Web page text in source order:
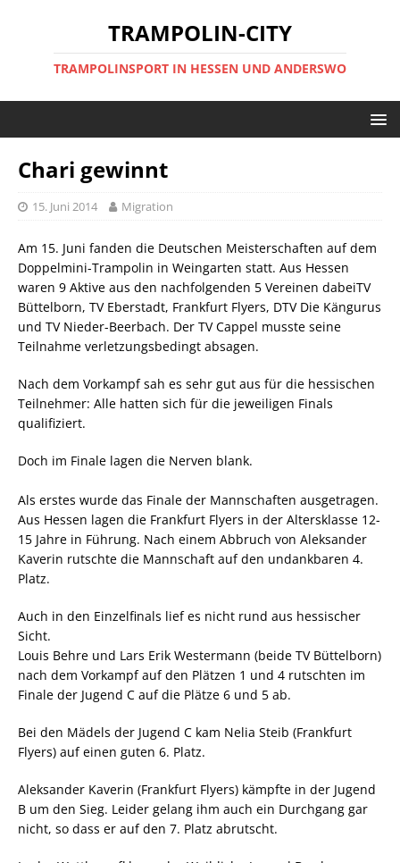
TRAMPOLIN-CITY
TRAMPOLINSPORT IN HESSEN UND ANDERSWO
Chari gewinnt
15. Juni 2014 Migration
Am 15. Juni fanden die Deutschen Meisterschaften auf dem
Doppelmini-Trampolin in Weingarten statt. Aus Hessen
waren 9 Aktive aus den nachfolgenden 5 Vereinen dabeiTV
Büttelborn, TV Eberstadt, Frankfurt Flyers, DTV Die Kängurus
und TV Nieder-Beerbach. Der TV Cappel musste seine
Teilnahme verletzungsbedingt absagen.
Nach dem Vorkampf sah es sehr gut aus für die hessischen
Teilnehmer: Alle hatten sich für die jeweiligen Finals
qualifiziert.
Doch im Finale lagen die Nerven blank.
Als erstes wurde das Finale der Mannschaften ausgetragen.
Aus Hessen lagen die Frankfurt Flyers in der Altersklasse 12-
15 Jahre in Führung. Nach einem Abbruch von Aleksander
Kaverin rutschte die Mannschaft auf den undankbaren 4.
Platz.
Auch in den Einzelfinals lief es nicht rund aus hessischer
Sicht.
Louis Behre und Lars Erik Westermann (beide TV Büttelborn)
nach dem Vorkampf auf den Plätzen 1 und 4 rutschten im
Finale der Jugend C auf die Plätze 6 und 5 ab.
Bei den Mädels der Jugend C kam Nelia Steib (Frankfurt
Flyers) auf einen guten 6. Platz.
Aleksander Kaverin (Frankfurt Flyers) kämpfte in der Jugend
B um den Sieg. Leider gelang ihm auch ein Durchgang gar
nicht, so dass er auf den 7. Platz abrutscht.